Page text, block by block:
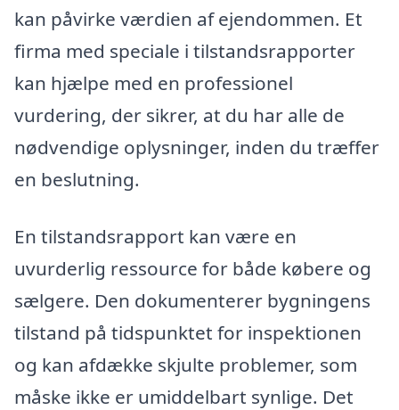
kan påvirke værdien af ejendommen. Et
firma med speciale i tilstandsrapporter
kan hjælpe med en professionel
vurdering, der sikrer, at du har alle de
nødvendige oplysninger, inden du træffer
en beslutning.
En tilstandsrapport kan være en
uvurderlig ressource for både købere og
sælgere. Den dokumenterer bygningens
tilstand på tidspunktet for inspektionen
og kan afdække skjulte problemer, som
måske ikke er umiddelbart synlige. Det